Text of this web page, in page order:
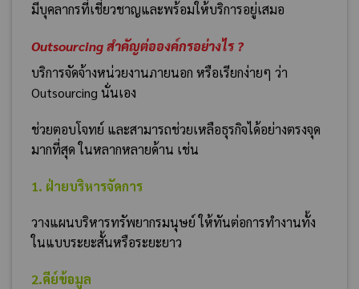
มีบุคลากรที่เชี่ยวชาญและพร้อมให้บริการอยู่เสมอ
Outsourcing สำคัญต่อองค์กรอย่างไร ?
บริการจัดจ้างหน่วยงานภายนอก หรือเรียกง่ายๆ ว่า
Outsourcing นั่นเอง
ช่วยตอบโจทย์ และสามารถช่วยเหลือธุรกิจได้อย่างตรงจุด
มากที่สุด ในหลากหลายด้าน เช่น
1. ฝ่ายบริหารจัดการ
วางแผนบริหารทรัพยากรมนุษย์ ให้ทันต่อการทำงานทั้ง
ในแบบระยะสั้นหรือระยะยาว
2.คีย์ข้อมูล